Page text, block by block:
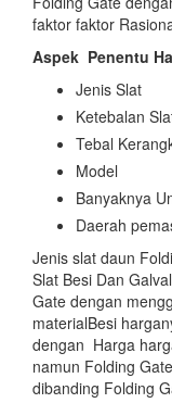
faktor faktor
Aspek Penentu
Jenis Slat
Ketebalan
Tebal
Model
Banyaknya
Daerah
Jenis slat daun
Slat Besi Dan
Gate dengan
materialBesi
dengan Harga
namun Folding
dibanding Folding